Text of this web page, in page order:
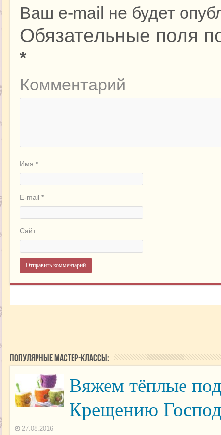
Ваш e-mail не будет
Обязательные поля
*
Комментарий
Имя *
E-mail *
Сайт
Популярные мастер-классы:
Вяжем тёплые
Крещению
27.08.2016